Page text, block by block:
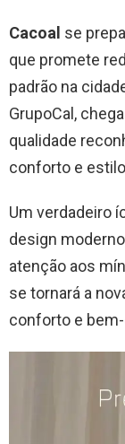
Cacoal se
que promete
padrão na
GrupoCal,
qualidade
conforto e
Um verdadeiro
design
atenção aos
se tornará a
conforto e